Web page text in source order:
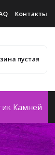
Контакты
пустая
Камней